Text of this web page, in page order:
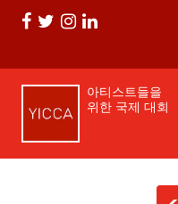
아티스트들을
위한 국제 대회